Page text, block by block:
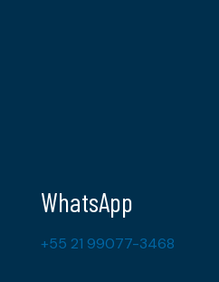
WhatsApp
+55 21 99077-3468